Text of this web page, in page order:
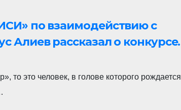
по взаимодействию с
Алиев рассказал о конкурсе.
то это человек, в голове которого рождается